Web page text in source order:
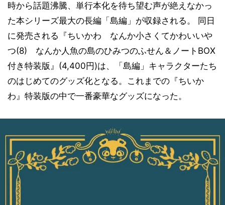
時から話題沸騰、単行本化を待ち望む声が絶えなかっ
た本シリーズ最大の長編「島編」が収録される。 同日
に発売される『ちいかわ なんか小さくてかわいいや
つ(8) なんか人魚の島のひみつのふせん＆ノートBOX
付き特装版』(4,400円)は、「島編」キャラクターたち
のはじめてのグッズ化となる。これまでの『ちいか
わ』特装版の中で一番豪華なグッズになった。